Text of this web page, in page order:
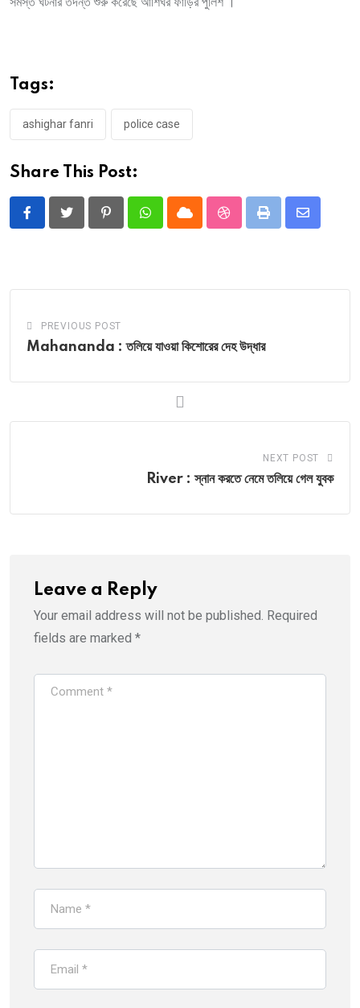
Tags:
ashighar fanri police case
Share This Post:
PinterestWhatsappCloud StumbleUpon
Print
Share
PREVIOUS POST
Mahananda : তলিয়ে যাওয়া কিশোরের দেহ উদ্ধার
NEXT POST
River : স্নান করতে নেমে তলিয়ে গেল যুবক
Leave a Reply
Your email address will not be published. Required
fields are marked *